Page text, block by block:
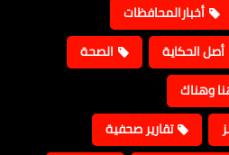
أخبارالمحافظات
أصل الحكاية
الصحة
وهناك
تقارير صحفية